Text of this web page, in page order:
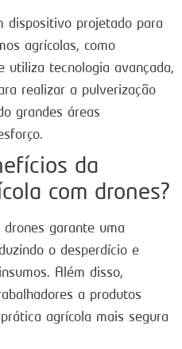
dispositivo projetado para
agrícolas, como
utiliza tecnologia avançada,
realizar a pulverização
grandes áreas
da
com drones?
garante uma
o desperdício e
Além disso,
a produtos
agrícola mais segura